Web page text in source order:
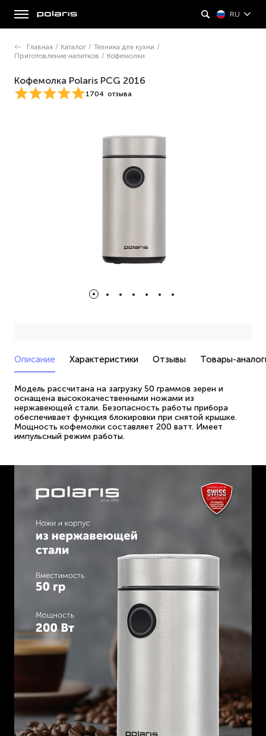
RU
Главная / Каталог / Техника для кухни /
Приготовление напитков / Кофемолки
Кофемолка Polaris PCG 2016
1704 отзыва
Описание Характеристики Отзывы Товары-
Модель рассчитана на загрузку 50 граммов зерен и
оснащена высококачественными ножами из
нержавеющей стали. Безопасность работы прибора
обеспечивает функция блокировки при снятой крышке.
Мощность кофемолки составляет 200 ватт. Имеет
импульсный режим работы.